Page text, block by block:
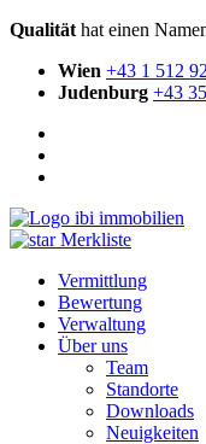
Qualität hat einen
Wien +43 1 512
Judenburg +43
Merkliste
Vermittlung
Bewertung
Verwaltung
Über uns
Team
Standorte
Downloads
Neuigkeiten